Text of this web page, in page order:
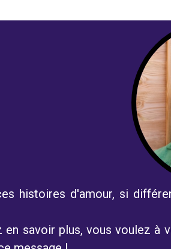
histoires d'amour, si
en savoir plus, vous voulez à